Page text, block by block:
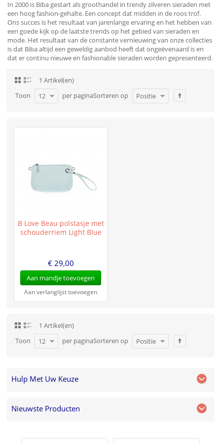
In 2000 is Biba gestart als groothandel in trendy zilveren sieraden met
een hoog fashion-gehalte. Een concept dat midden in de roos trof.
Ons succes is het resultaat van jarenlange ervaring en het hebben van
een goede kijk op de laatste trends op het gebied van sieraden en
mode. Het resultaat van de constante vernieuwing van onze collecties
is dat Biba altijd een geweldig aanbod heeft dat ongeëvenaard is en
dat er continu nieuwe en fashionable sieraden worden gepresenteerd.
1 Artikel(en)
Toon
12 per paginaSorteren op Positie
B Love Beau polstasje met
schouderriem Light Blue
€ 29,00
Aan mandje toevoegen
Aan verlanglijst toevoegen
1 Artikel(en)
Toon
12 per paginaSorteren op Positie
Hulp Met Uw Keuze
Nieuwste Producten